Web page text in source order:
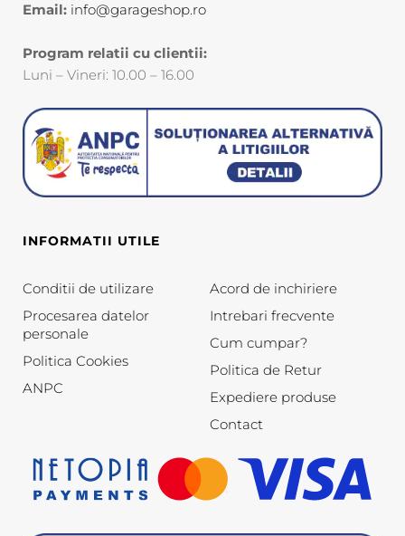
Email: info@garageshop.ro
Program relatii cu clientii:
Luni – Vineri: 10.00 – 16.00
INFORMATII UTILE
Conditii de utilizare
Procesarea datelor
personale
Politica Cookies
ANPC
Acord de inchiriere
Intrebari frecvente
Cum cumpar?
Politica de Retur
Expediere produse
Contact